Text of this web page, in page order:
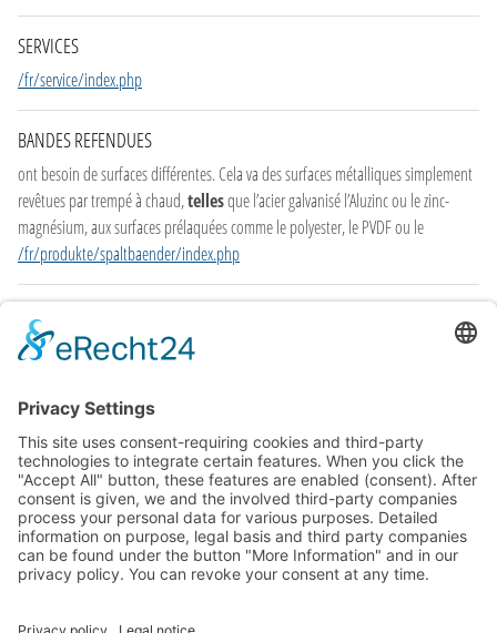
SERVICES
/fr/service/index.php
BANDES REFENDUES
ont besoin de surfaces différentes. Cela va des surfaces métalliques simplement
revêtues par trempé à chaud,tellesque l’acier galvanisé l’Aluzinc ou le zinc-
magnésium, aux surfaces prélaquées comme le polyester, le PVDF ou le
/fr/produkte/spaltbaender/index.php
ALUZINK®
entre la production en aciérie et le besoin du client final d’un point de vue
fabriquons, transformons et stockons des produits en acier plat en fonction des
< 1 2
GENERAL TERMS